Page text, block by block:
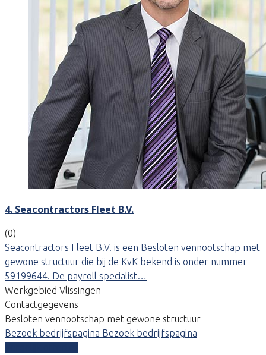
4. Seacontractors Fleet B.V.
(0)
Seacontractors Fleet B.V. is een Besloten vennootschap met
gewone structuur die bij de KvK bekend is onder nummer
59199644. De payroll specialist…
Werkgebied Vlissingen
Contactgegevens
Besloten vennootschap met gewone structuur
Bezoek bedrijfspagina Bezoek bedrijfspagina